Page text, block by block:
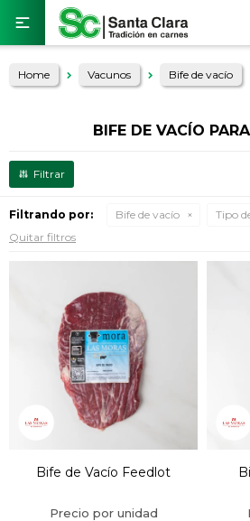

Home Vacunos Bife de vacío
BIFE DE VACÍO
Filtrando por: Bife de vacío Tipo
Quitar filtros
Bife de Vacío Feedlot